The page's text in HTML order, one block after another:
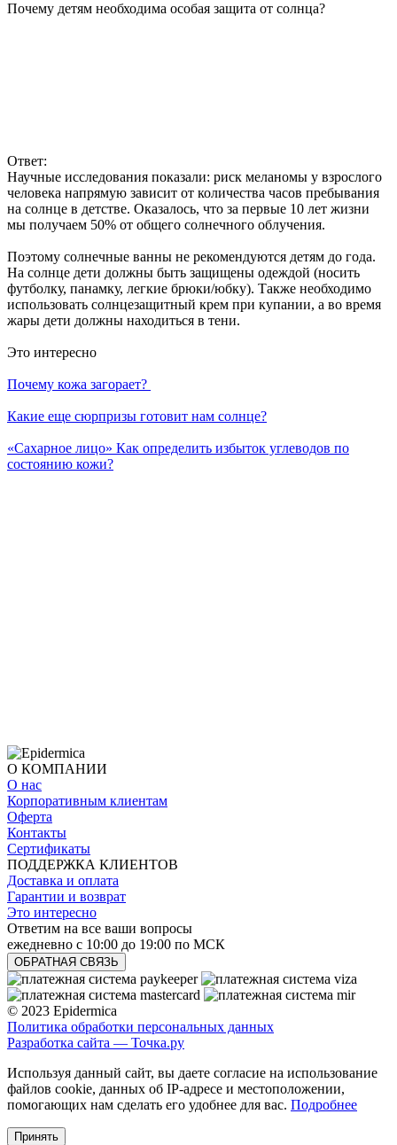
Почему детям необходима особая защита от солнца?
Ответ:
Научные исследования показали: риск меланомы у взрослого
человека напрямую зависит от количества часов пребывания
на солнце в детстве. Оказалось, что за первые 10 лет жизни
мы получаем 50% от общего солнечного облучения.
Поэтому солнечные ванны не рекомендуются детям до года.
На солнце дети должны быть защищены одеждой (носить
футболку, панамку, легкие брюки/юбку). Также необходимо
использовать солнцезащитный крем при купании, а во время
жары дети должны находиться в тени.
Это интересно
Почему кожа загорает?
Какие еще сюрпризы готовит нам солнце?
«Сахарное лицо» Как определить избыток углеводов по
состоянию кожи?
О КОМПАНИИ
О нас
Корпоративным клиентам
Оферта
Контакты
Сертификаты
ПОДДЕРЖКА КЛИЕНТОВ
Доставка и оплата
Гарантии и возврат
Это интересно
Ответим на все ваши вопросы
ежедневно с 10:00 до 19:00 по МСК
ОБРАТНАЯ СВЯЗЬ
© 2023 Epidermica
Политика обработки персональных данных
Разработка сайта — Точка.ру
Используя данный сайт, вы даете согласие на использование
файлов cookie, данных об IP-адресе и местоположении,
помогающих нам сделать его удобнее для вас. Подробнее
Принять